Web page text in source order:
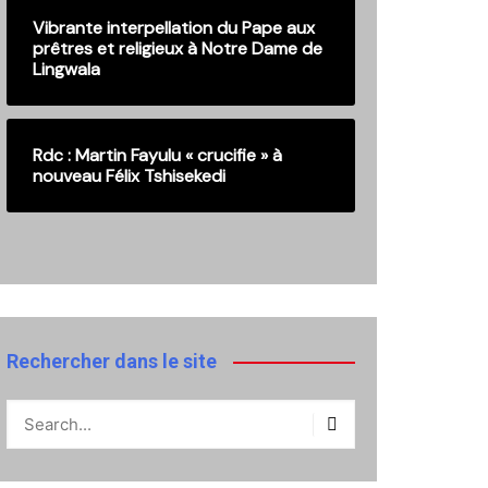
Vibrante interpellation du Pape aux
prêtres et religieux à Notre Dame de
Lingwala
Rdc : Martin Fayulu « crucifie » à
nouveau Félix Tshisekedi
Rechercher dans le site